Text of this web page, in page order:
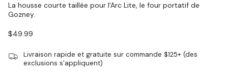
La housse courte taillée pour l'Arc Lite, le four portatif de
Gozney.
Prix
$49.99
Livraison rapide et gratuite sur commande $125+ (des
exclusions s'appliquent)